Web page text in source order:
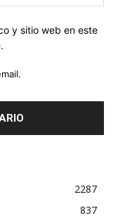
y sitio web en este
2287
837